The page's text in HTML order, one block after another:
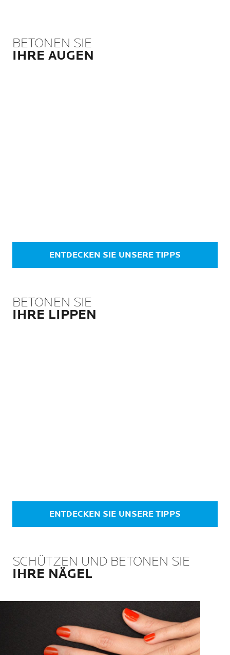
BETONEN SIE
IHRE AUGEN
ENTDECKEN SIE UNSERE TIPPS
BETONEN SIE
IHRE LIPPEN
ENTDECKEN SIE UNSERE TIPPS
SCHÜTZEN UND BETONEN SIE
IHRE NÄGEL